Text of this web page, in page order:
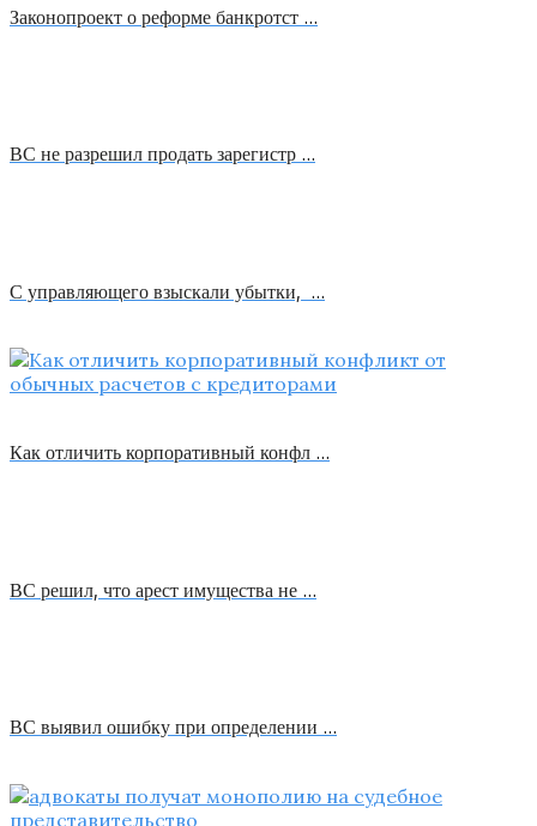
Законопроект о реформе банкротст …
ВС не разрешил продать зарегистр …
С управляющего взыскали убытки, …
Как отличить корпоративный конфл …
ВС решил, что арест имущества не …
ВС выявил ошибку при определении …